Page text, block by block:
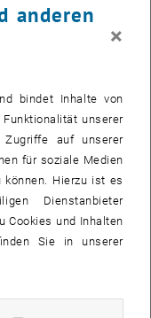
an der TU
zu einer digitalen
Wien und JKU
einander
Lernen,Data
in
dieser Kompetenzen
dringliche
anderen
×
bindet Inhalte von
unserer
auf unserer
für soziale Medien
können. Hierzu ist es
Dienstanbieter
Cookies und Inhalten
Sie in unserer